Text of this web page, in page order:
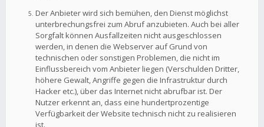
Der Anbieter wird sich bemühen, den Dienst möglichst
unterbrechungsfrei zum Abruf anzubieten. Auch bei aller
Sorgfalt können Ausfallzeiten nicht ausgeschlossen
werden, in denen die Webserver auf Grund von
technischen oder sonstigen Problemen, die nicht im
Einflussbereich vom Anbieter liegen (Verschulden Dritter,
höhere Gewalt, Angriffe gegen die Infrastruktur durch
Hacker etc.), über das Internet nicht abrufbar ist. Der
Nutzer erkennt an, dass eine hundertprozentige
Verfügbarkeit der Website technisch nicht zu realisieren
ist.